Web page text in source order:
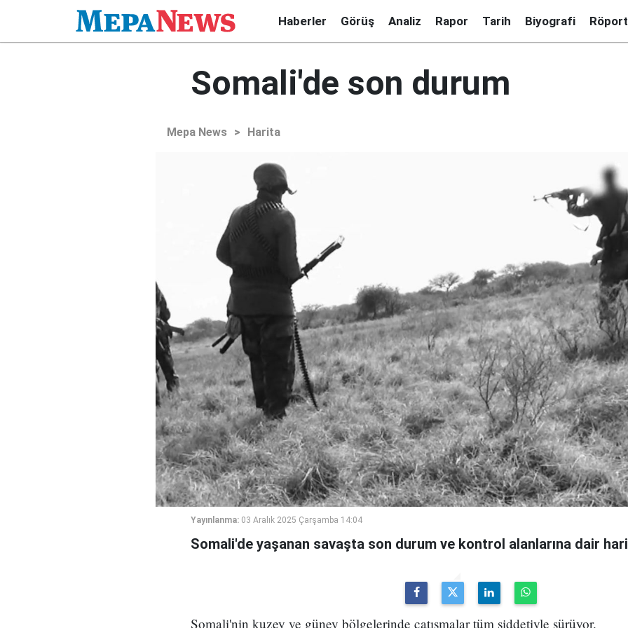
Haberler Görüş Analiz Rapor Tarih Biyografi
Somali'de son durum
Mepa News > Harita
Yayınlanma: 03 Aralık 2025 Çarşamba 14:04
Somali'de yaşanan savaşta son durum ve kontrol alanlarına dair
Somali'nin kuzey ve güney bölgelerinde çatışmalar tüm şiddetiyle sürüyor.